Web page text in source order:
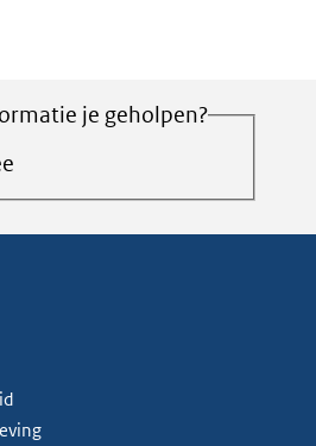
je geholpen?